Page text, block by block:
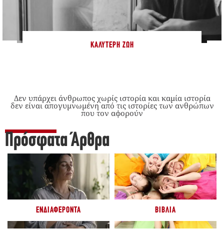
ΚΑΛΎΤΕΡΗ ΖΩΉ
Δεν υπάρχει άνθρωπος χωρίς ιστορία και καμία ιστορία
δεν είναι απογυμνωμένη από τις ιστορίες των ανθρώπων
που τον αφορούν
Πρόσφατα Άρθρα
ΕΝΔΙΑΦΈΡΟΝΤΑ ΒΙΒΛΊΑ